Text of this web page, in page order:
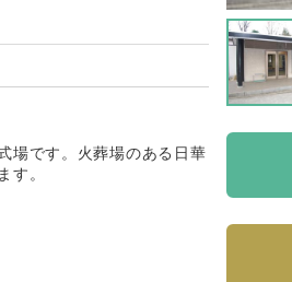
場です。火葬場のある日華
。